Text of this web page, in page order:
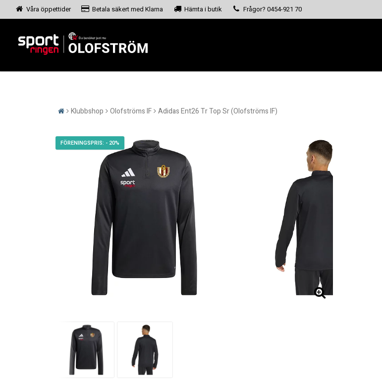
Våra öppettider Betala säkert med Klarna Hämta i butik Frågor? 0454-921 70
Klubbshop Olofströms IF Adidas Ent26 Tr Top Sr (Olofströms IF)
- 20%